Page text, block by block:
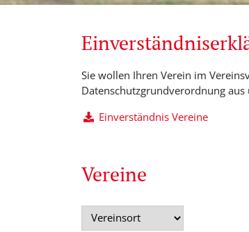
Sie wollen Ihren Verein im
Datenschutzgrundverordnung aus
Einverständnis Vereine
Vereine